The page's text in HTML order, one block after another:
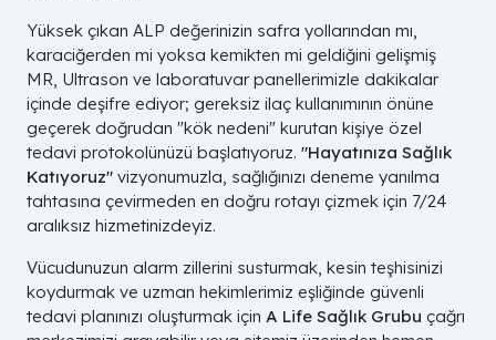
Yüksek çıkan ALP değerinizin safra yollarından mı,
karaciğerden mi yoksa kemikten mi geldiğini gelişmiş
MR, Ultrason ve laboratuvar panellerimizle dakikalar
içinde deşifre ediyor; gereksiz ilaç kullanımının önüne
geçerek doğrudan "kök nedeni" kurutan kişiye özel
tedavi protokolünüzü başlatıyoruz. "Hayatınıza Sağlık
Katıyoruz" vizyonumuzla, sağlığınızı deneme yanılma
tahtasına çevirmeden en doğru rotayı çizmek için 7/24
aralıksız hizmetinizdeyiz.
Vücudunuzun alarm zillerini susturmak, kesin teşhisinizi
koydurmak ve uzman hekimlerimiz eşliğinde güvenli
tedavi planınızı oluşturmak için A Life Sağlık Grubu çağrı